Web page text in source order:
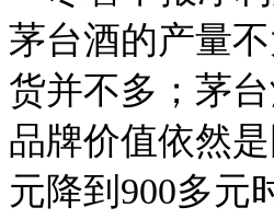
茅台酒的产量
货并不多；茅
品牌价值依然
元降到900多元